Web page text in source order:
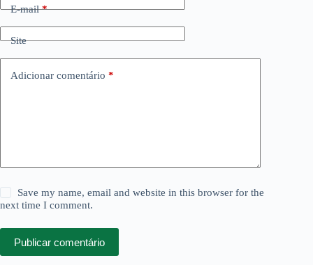
E-mail*
Site
Adicionar comentário *
Save my name, email and website in this browser for the
next time I comment.
Publicar comentário